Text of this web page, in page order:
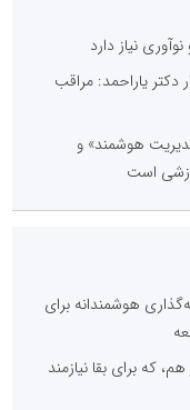
نیاز دارد
یاراحمد: مراقب
هوشمند» و
است
هوشمندانه برای
که برای بقا نیازمند